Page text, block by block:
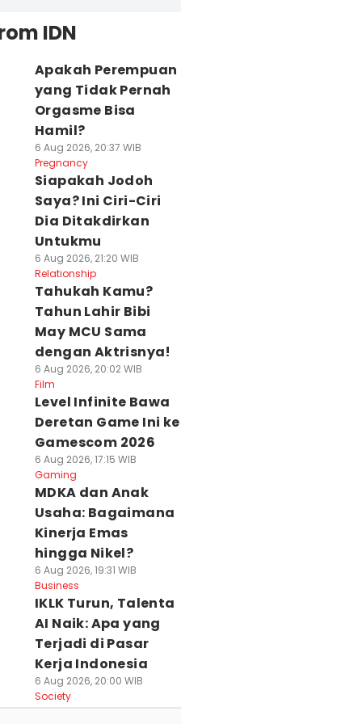
IDN
Apakah Perempuan
yang Tidak Pernah
Orgasme Bisa
Hamil?
6 Aug 2026, 20:37 WIB
Pregnancy
Siapakah Jodoh
Saya? Ini Ciri-Ciri
Dia Ditakdirkan
Untukmu
6 Aug 2026, 21:20 WIB
Relationship
Tahukah Kamu?
Tahun Lahir Bibi
May MCU Sama
dengan Aktrisnya!
6 Aug 2026, 20:02 WIB
Film
Level Infinite Bawa
Deretan Game Ini ke
Gamescom 2026
6 Aug 2026, 17:15 WIB
Gaming
MDKA dan Anak
Usaha: Bagaimana
Kinerja Emas
hingga Nikel?
6 Aug 2026, 19:31 WIB
Business
IKLK Turun, Talenta
AI Naik: Apa yang
Terjadi di Pasar
Kerja Indonesia
6 Aug 2026, 20:00 WIB
Society